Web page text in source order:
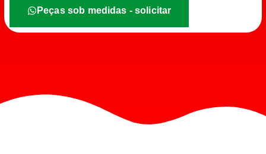
Peças sob medidas - solicitar